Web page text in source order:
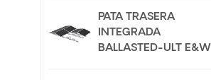
PATA TRASERA
INTEGRADA
BALLASTED-ULT E&W